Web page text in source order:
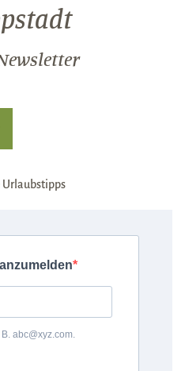
Urlaubstipps
abc@xyz.com.